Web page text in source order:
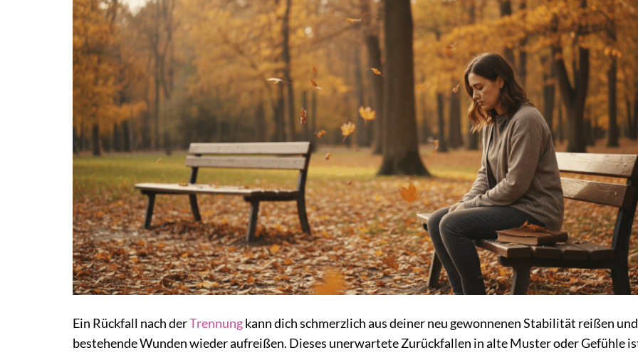
Ein Rückfall nach derTrennungkann dich schmerzlich aus deiner neu gewonnenen Stabilität reißen und
bestehende Wunden wieder aufreißen. Dieses unerwartete Zurückfallen in alte Muster oder Gefühle